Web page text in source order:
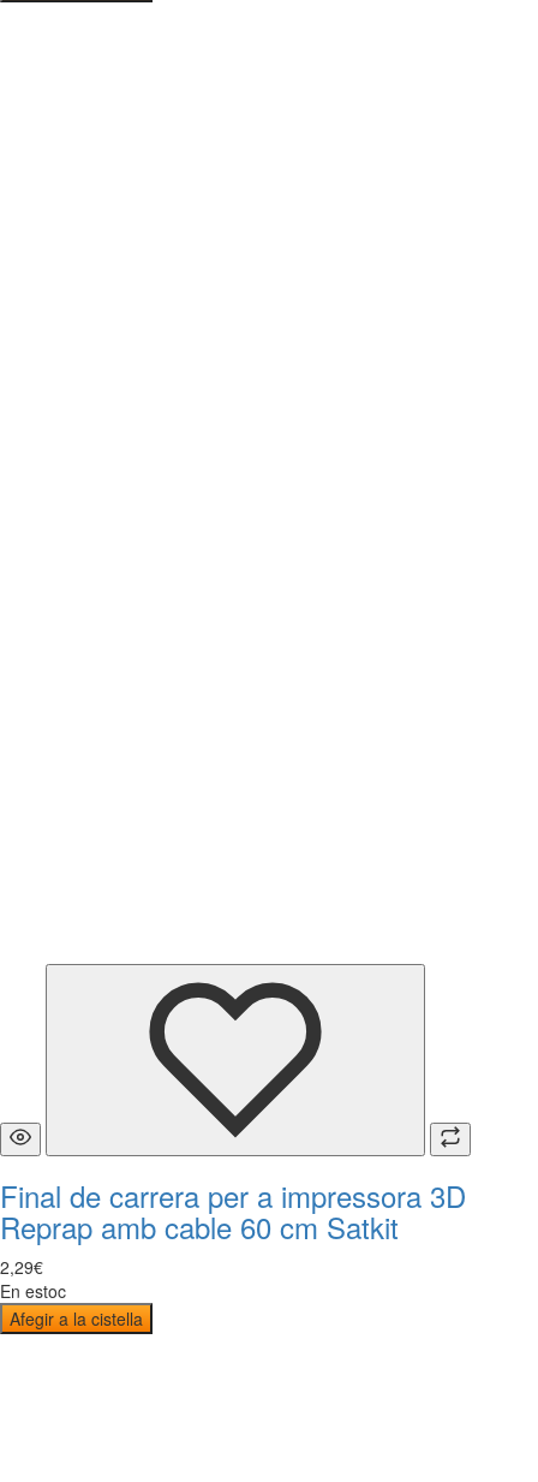
Final de carrera per a impressora 3D
Reprap amb cable 60 cm Satkit
2,29€
En estoc
Afegir a la cistella